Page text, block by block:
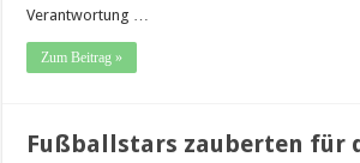
Verantwortung …
Zum Beitrag »
Fußballstars zauberten für